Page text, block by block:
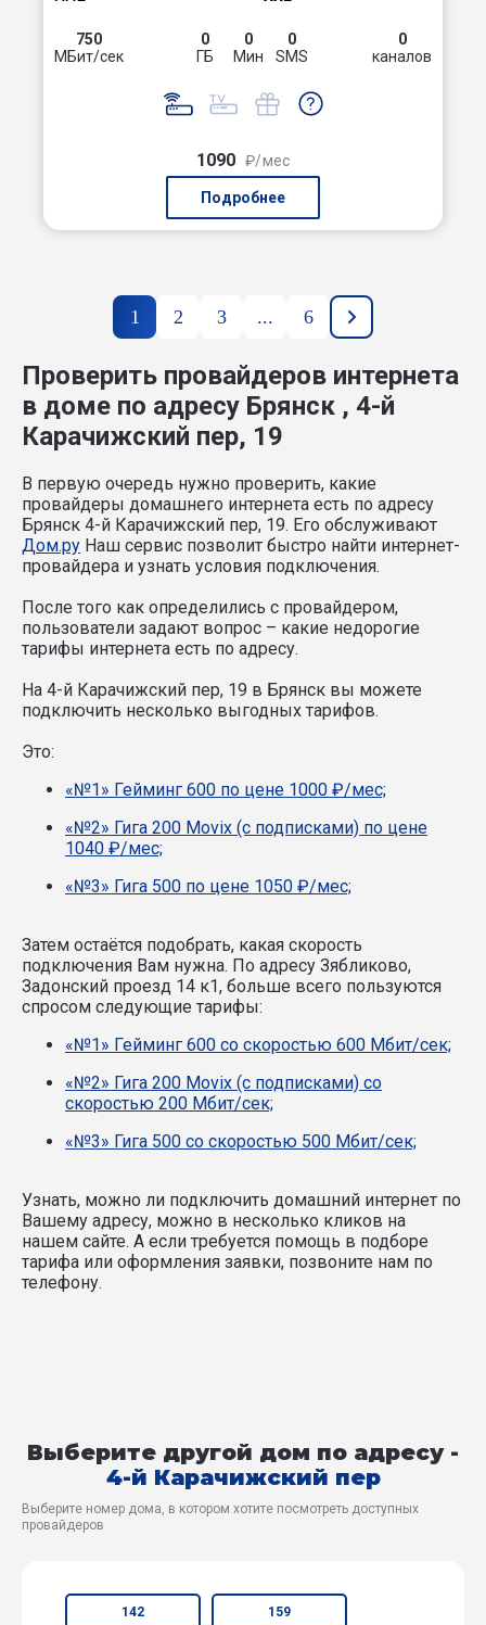
750
МБит/сек
0
ГБ
0
Мин
0
SMS
0
каналов
1090 ₽/мес
Подробнее
1 2 3 ... 6
Проверить провайдеров интернета
в доме по адресу Брянск , 4-й
Карачижский пер, 19
В первую очередь нужно проверить, какие
провайдеры домашнего интернета есть по адресу
Брянск 4-й Карачижский пер, 19. Его обслуживают
Дом.ру Наш сервис позволит быстро найти интернет-
провайдера и узнать условия подключения.
После того как определились с провайдером,
пользователи задают вопрос – какие недорогие
тарифы интернета есть по адресу.
На 4-й Карачижский пер, 19 в Брянск вы можете
подключить несколько выгодных тарифов.
Это:
«№1» Гейминг 600 по цене 1000 ₽/мес;
«№2» Гига 200 Movix (с подписками) по цене
1040 ₽/мес;
«№3» Гига 500 по цене 1050 ₽/мес;
Затем остаётся подобрать, какая скорость
подключения Вам нужна. По адресу Зябликово,
Задонский проезд 14 к1, больше всего пользуются
спросом следующие тарифы:
«№1» Гейминг 600 со скоростью 600 Мбит/сек;
«№2» Гига 200 Movix (с подписками) со
скоростью 200 Мбит/сек;
«№3» Гига 500 со скоростью 500 Мбит/сек;
Узнать, можно ли подключить домашний интернет по
Вашему адресу, можно в несколько кликов на
нашем сайте. А если требуется помощь в подборе
тарифа или оформления заявки, позвоните нам по
телефону.
Выберите другой дом по адресу -
4-й Карачижский пер
Выберите номер дома, в котором хотите посмотреть доступных
провайдеров
142 159